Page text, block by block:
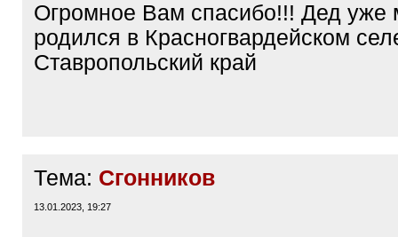
Огромное Вам спасибо!!! Дед уже
родился в Красногвардейском
Ставропольский край
Тема: Сгонников
13.01.2023, 19:27